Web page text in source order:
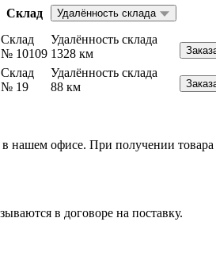
Склад Удалённость склада
Склад
№ 10109
Удалённость склада
1328 км
Склад
№ 19
Удалённость склада
88 км
нашем офисе. При получении
в договоре на поставку.